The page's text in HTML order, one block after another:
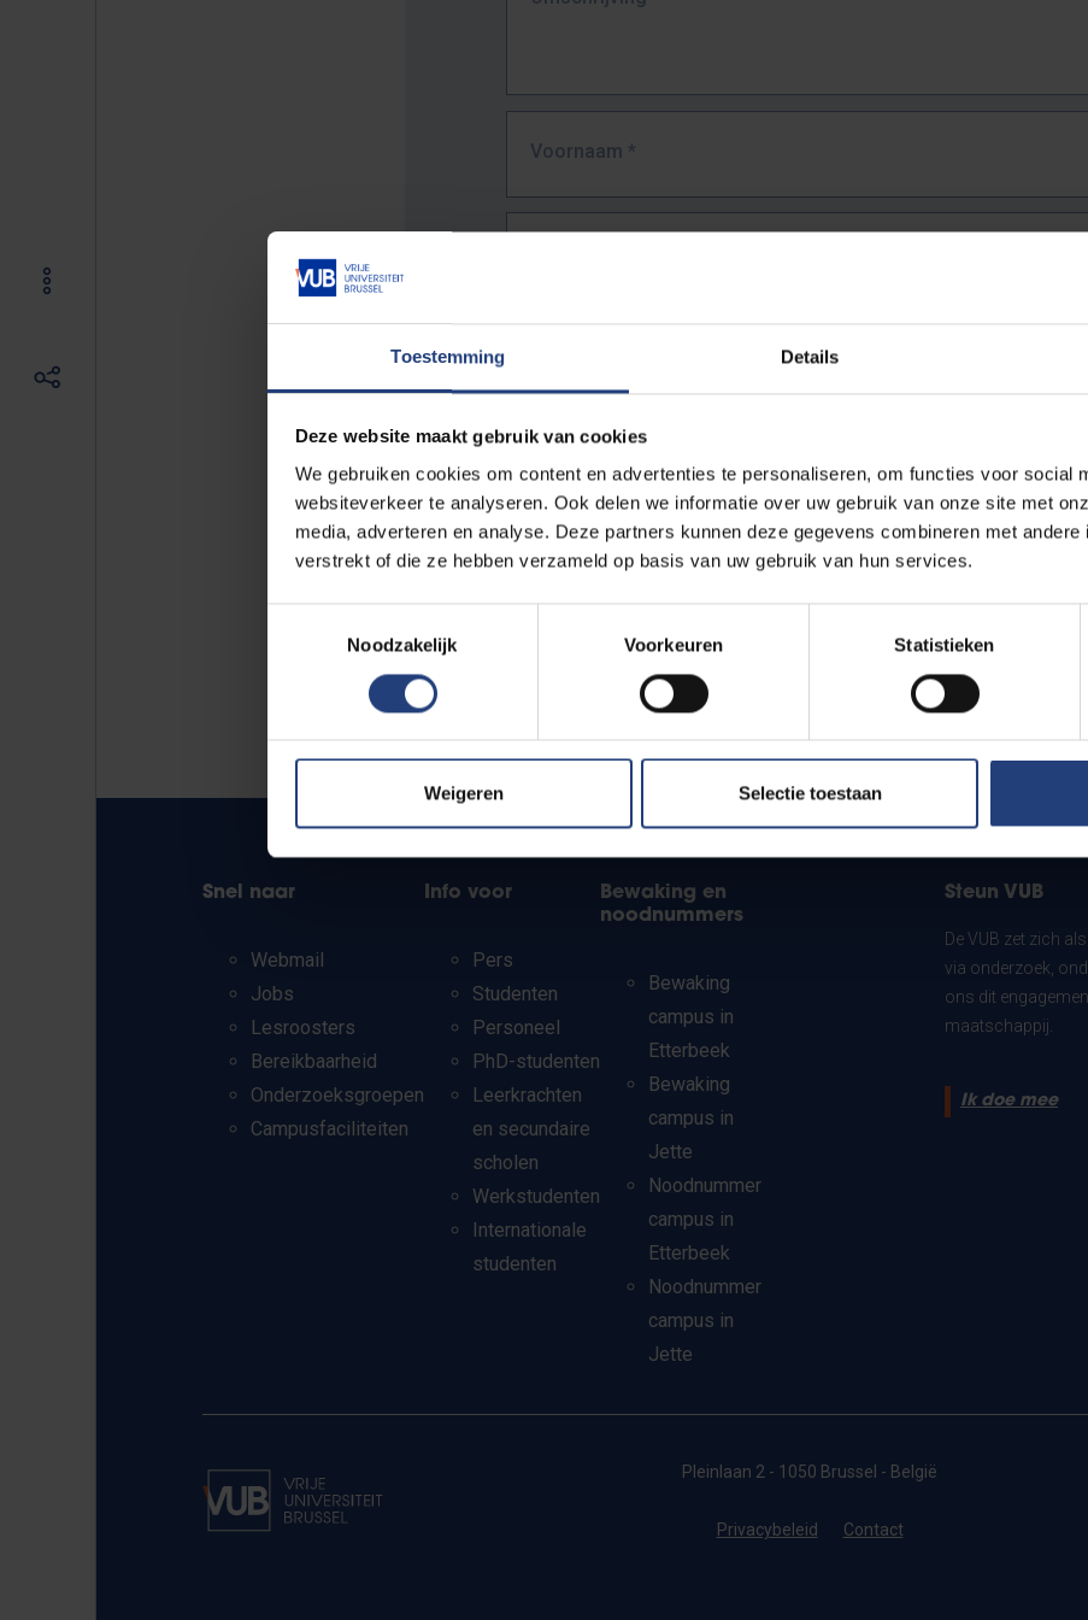
Toestemming Details
Deze website maakt gebruik van cookies
We gebruiken cookies om content en advertenties te personaliseren, om functies voor social
websiteverkeer te analyseren. Ook delen we informatie over uw gebruik van onze site met
media, adverteren en analyse. Deze partners kunnen deze gegevens combineren met
verstrekt of die ze hebben verzameld op basis van uw gebruik van hun services.
Noodzakelijk
Voorkeuren Statistieken
Weigeren Selectie toestaan
Voornaam *
URL*
De volledige URL van de pagina waar je de fout zag.
Bv. https://www.vub.be/nl/studeren-aan-de-vub/alle-opleidingen
Snel naar
Webmail
Jobs
Lesroosters
Bereikbaarheid
Onderzoeksgroepen
Campusfaciliteiten
Info voor
Pers
Studenten
Personeel
PhD-studenten
Leerkrachten
en secundaire
scholen
Werkstudenten
Internationale
studenten
Bewaking en
noodnummers
Bewaking
campus in
Etterbeek
Bewaking
campus in
Jette
Noodnummer
campus in
Etterbeek
Noodnummer
campus in
Jette
Steun VUB
De VUB zet zich
via onderzoek,
ons dit
maatschappij.
Ik doe mee
Pleinlaan 2 - 1050 Brussel - België
Privacybeleid Contact